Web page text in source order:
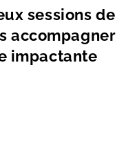
: 50
une
IAE